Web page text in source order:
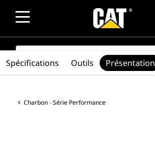
SEARCH
Charbon - Série Performance
Spécifications Outils Présentation